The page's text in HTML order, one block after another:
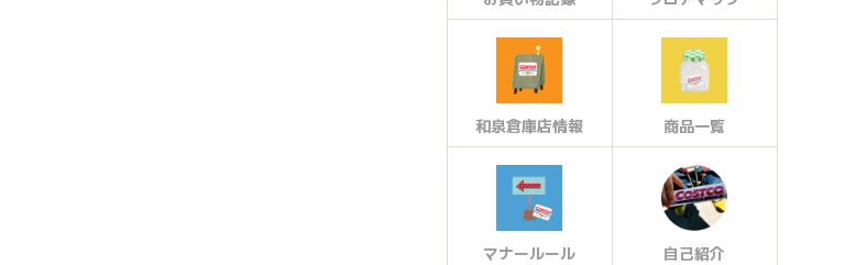
和泉倉庫店情報 商品一覧
マナールール 自己紹介